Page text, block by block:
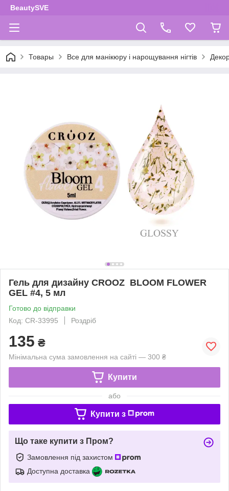
BeautySVE
Товары Все для манікюру і нарощування нігтів
Гель для дизайну CROOZ BLOOM FLOWER
GEL #4, 5 мл
Готово до відправки
Код: CR-33995
Роздріб
135 ₴
Мінімальна сума замовлення на сайті — 300 ₴
Купити
або
Купити з
Що таке купити з Пром?
Замовлення під захистом
Доступна доставка